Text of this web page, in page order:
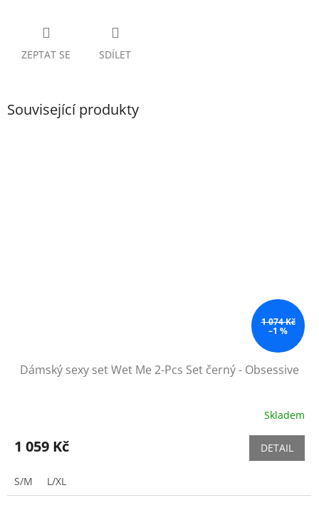
ZEPTAT SE SDÍLET
Související produkty
1 074 Kč
–1 %
Dámský sexy set Wet Me 2-Pcs Set černý - Obsessive
Skladem
1 059 Kč DETAIL
S/M L/XL